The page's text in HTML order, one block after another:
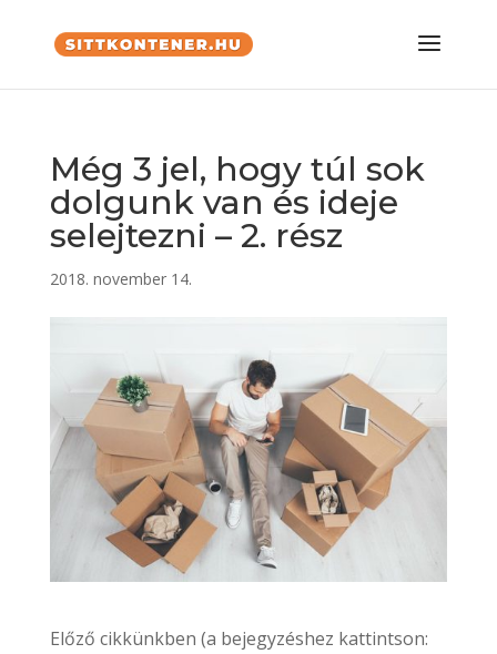
Még 3 jel, hogy túl sok
dolgunk van és ideje
selejtezni – 2. rész
2018. november 14.
Előző cikkünkben (a bejegyzéshez kattintson: